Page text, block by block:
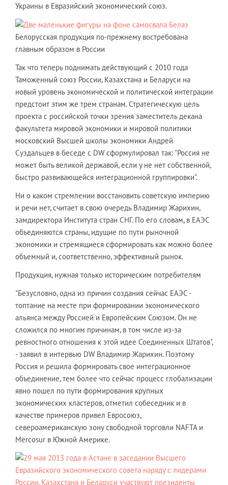
Украины в Евразийский экономический союз.
Белорусская продукция по-прежнему востребована
главным образом в России
Так что теперь поднимать действующий с 2010 года
Таможенный союз России, Казахстана и Беларуси на
новый уровень экономической и политической интеграции
предстоит этим же трем странам. Стратегическую цель
проекта с российской точки зрения заместитель декана
факультета мировой экономики и мировой политики
московский Высшей школы экономики Андрей
Суздальцев в беседе с DW сформулировал так: "Россия не
может быть великой державой, если у не нет собственной,
быстро развивающейся интеграционной группировки".
Ни о каком стремлении восстановить советскую империю
и речи нет, считает в свою очередь Владимир Жарихин,
замдиректора Института стран СНГ. По его словам, в ЕАЭС
объединяются страны, идущие по пути рыночной
экономики и стремящиеся сформировать как можно более
объемный и, соответственно, эффективный рынок.
Продукция, нужная только историческим потребителям
"Безусловно, одна из причин создания сейчас ЕАЭС -
топтание на месте при формировании экономического
альянса между Россией и Европейским Союзом. Он не
сложился по многим причинам, в том числе из-за
ревностного отношения к этой идее Соединенных Штатов",
- заявил в интервью DW Владимир Жарихин. Поэтому
Россия и решила формировать свое интеграционное
объединение, тем более что сейчас процесс глобализации
явно пошел по пути формирования крупных
экономических кластеров, отметил собеседник и в
качестве примеров привел Евросоюз,
североамериканскую зону свободной торговли NAFTA и
Mercosur в Южной Америке.